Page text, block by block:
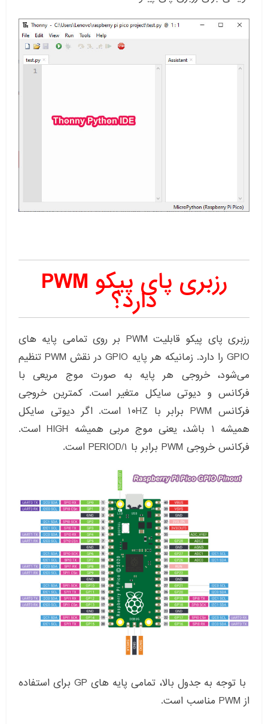
رزبری پای پیکو PWM
دارد؟
رزبری پای پیکو قابلیت PWM بر روی تمامی پایه های
GPIO را دارد. زمانیکه هر پایه GPIO در نقش PWM تنظیم
می‌شود، خروجی هر پایه به صورت موج مریعی با
فرکانس و دیوتی سایکل متغیر است. کمترین خروجی
فرکانس PWM برابر با ۱۰HZ است. اگر دیوتی سایکل
همیشه ۱ باشد، یعنی موج مربی همیشه HIGH است.
فرکانس خروجی PWM برابر با ۱/PERIOD است.
با توجه به جدول بالا، تمامی پایه های GP برای استفاده
از PWM مناسب است.